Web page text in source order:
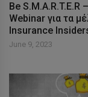
Be S.M.A.R.T.E.R
Webinar για τα
Insurance
June 9, 2023